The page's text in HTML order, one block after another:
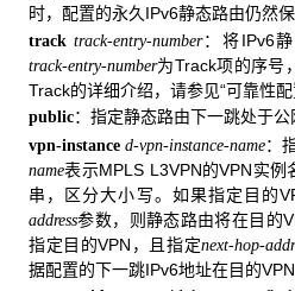
时，配置的永久IPv6静态路由仍然保
track track-entry-number：将IPv6
track-entry-number为Track项的序号
Track的详细介绍，请参见“可靠性配
public：指定静态路由下一跳处于公
vpn-instance d-vpn-instance-name：
name表示MPLS L3VPN的VPN实
串，区分大小写。如果指定目的
address参数，则静态路由将在目的
指定目的VPN，且指定next-hop-
据配置的下一跳IPv6地址在目的VPN